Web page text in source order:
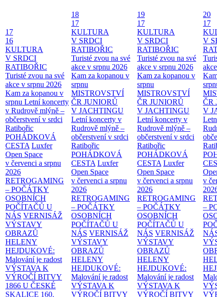
17
16
KULTURA
V SRDCI
RATIBOŘIC
Turisté zvou na své
akce v srpnu 2026
Kam za kopanou v
srpnu Letní koncerty
v Rudrově mlýně –
občerstvení v srdci
Ratibořic
POHÁDKOVÁ
CESTA Luxfer
Open Space
v červenci a srpnu
2026
RETROGAMING
– POČÁTKY
OSOBNÍCH
POČÍTAČŮ U
NÁS VERNISÁŽ
VÝSTAVY
OBRAZŮ
HELENY
HEJDUKOVÉ:
Malování je radost
VÝSTAVA K
VÝROČÍ BITVY
1866 U ČESKÉ
SKALICE 160.
18
17
KULTURA
V SRDCI
RATIBOŘIC
Turisté zvou na své
akce v srpnu 2026
Kam za kopanou v
srpnu
MISTROVSTVÍ
ČR JUNIORŮ
V JACHTINGU
Letní koncerty v
Rudrově mlýně –
občerstvení v srdci
Ratibořic
POHÁDKOVÁ
CESTA Luxfer
Open Space
v červenci a srpnu
2026
RETROGAMING
– POČÁTKY
OSOBNÍCH
POČÍTAČŮ U
NÁS VERNISÁŽ
VÝSTAVY
OBRAZŮ
HELENY
HEJDUKOVÉ:
Malování je radost
VÝSTAVA K
VÝROČÍ BITVY
19
17
KULTURA
V SRDCI
RATIBOŘIC
Turisté zvou na své
akce v srpnu 2026
Kam za kopanou v
srpnu
MISTROVSTVÍ
ČR JUNIORŮ
V JACHTINGU
Letní koncerty v
Rudrově mlýně –
občerstvení v srdci
Ratibořic
POHÁDKOVÁ
CESTA Luxfer
Open Space
v červenci a srpnu
2026
RETROGAMING
– POČÁTKY
OSOBNÍCH
POČÍTAČŮ U
NÁS VERNISÁŽ
VÝSTAVY
OBRAZŮ
HELENY
HEJDUKOVÉ:
Malování je radost
VÝSTAVA K
VÝROČÍ BITVY
20
17
V
ČR
V
v
–